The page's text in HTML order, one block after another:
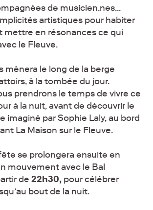
de musicien.nes...
artistiques pour habiter
mettre en résonances ce qui
le Fleuve.
mènera le long de la berge
à la tombée du jour.
prendrons le temps de vivre ce
à la nuit, avant de découvrir le
imaginé par Sophie Laly, au bord
La Maison sur le Fleuve.
se prolongera ensuite en
mouvement avec le Bal
de 22h30, pour célébrer
bout de la nuit.